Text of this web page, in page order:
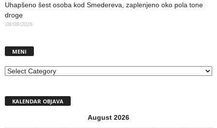
Uhapšeno šest osoba kod Smedereva, zaplenjeno oko pola tone
droge
08/08/2026
MENI
MENI
KALENDAR OBJAVA
August 2026